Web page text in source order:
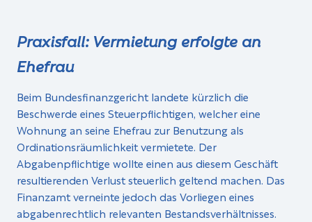
Praxisfall: Vermietung erfolgte an
Ehefrau
Beim Bundesfinanzgericht landete kürzlich die
Beschwerde eines Steuerpflichtigen, welcher eine
Wohnung an seine Ehefrau zur Benutzung als
Ordinationsräumlichkeit vermietete. Der
Abgabenpflichtige wollte einen aus diesem Geschäft
resultierenden Verlust steuerlich geltend machen. Das
Finanzamt verneinte jedoch das Vorliegen eines
abgabenrechtlich relevanten Bestandsverhältnisses.